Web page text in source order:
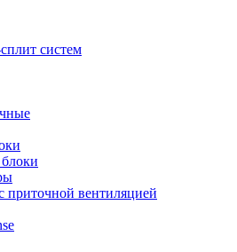
систем
приточной вентиляцией